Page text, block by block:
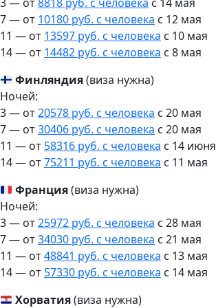
7 — от 10180 руб. с человека c 12 мая
11 — от 13597 руб. с человека c 10 мая
14 — от 14482 руб. с человека c 8 мая
Финляндия(виза нужна)
Ночей:
3 — от20578 руб. с человека c 20 мая
7 — от30406 руб. с человека c 20 мая
11 — от 58316 руб. с человека c 14 июня
14 — от75211 руб. с человека c 11 мая
Франция(виза нужна)
Ночей:
3 — от25972 руб. с человека c 28 мая
7 — от34030 руб. с человека c 21 мая
11 — от48841 руб. с человека c 13 мая
14 — от 57330 руб. с человека c 14 мая
Хорватия(виза нужна)